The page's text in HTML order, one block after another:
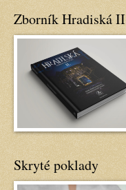
Zborník Hradiská II
Skryté poklady